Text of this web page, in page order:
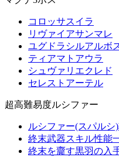
コロッサスイラ
リヴァイアサンマレ
ユグドラシルアルボ
ティアマトアウラ
シュヴァリエクレド
セレストアーテル
超高難易度ルシファー
ルシファー(スパルシ
終末武器スキル性能
終末を齎す黒羽の入